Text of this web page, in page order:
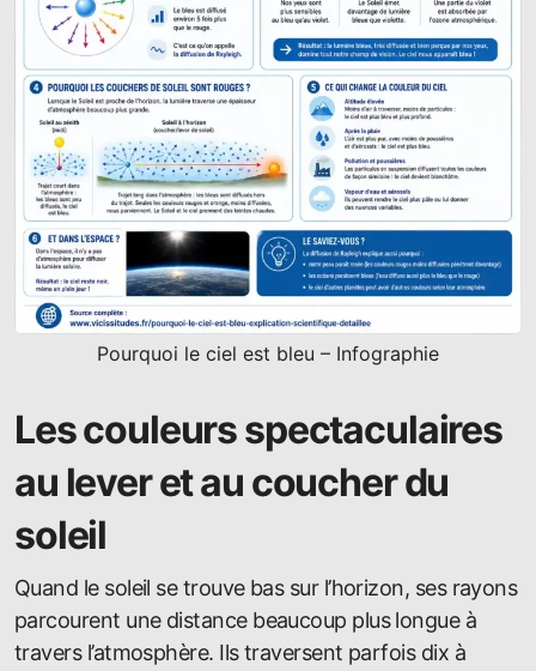
Pourquoi le ciel est bleu – Infographie
Les couleurs spectaculaires
au lever et au coucher du
soleil
Quand le soleil se trouve bas sur l’horizon, ses rayons
parcourent une distance beaucoup plus longue à
travers l’atmosphère. Ils traversent parfois dix à